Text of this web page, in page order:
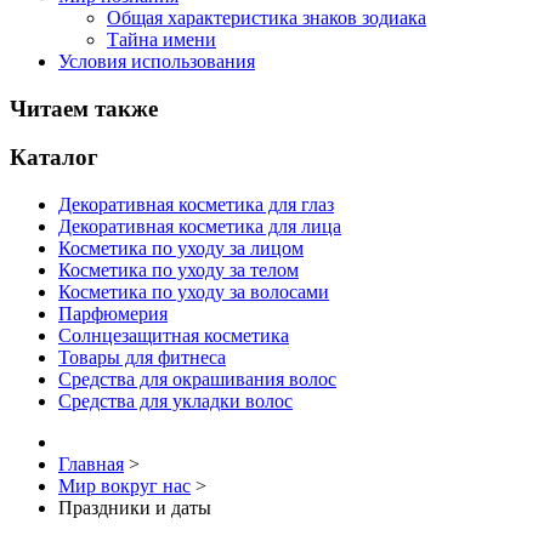
Общая характеристика знаков зодиака
Тайна имени
Условия использования
Читаем также
Каталог
Декоративная косметика для глаз
Декоративная косметика для лица
Косметика по уходу за лицом
Косметика по уходу за телом
Косметика по уходу за волосами
Парфюмерия
Солнцезащитная косметика
Товары для фитнеса
Средства для окрашивания волос
Средства для укладки волос
Главная >
Мир вокруг нас >
Праздники и даты